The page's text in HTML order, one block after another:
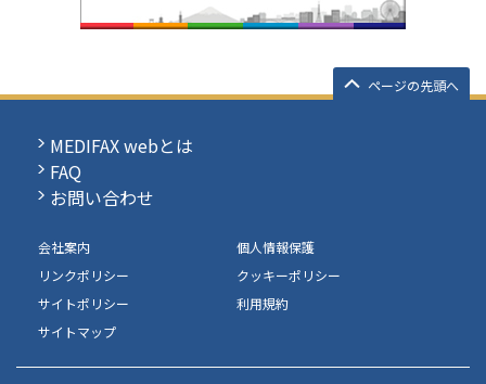
ページの先頭へ
MEDIFAX webとは
FAQ
お問い合わせ
会社案内
個人情報保護
リンクポリシー
クッキーポリシー
サイトポリシー
利用規約
サイトマップ